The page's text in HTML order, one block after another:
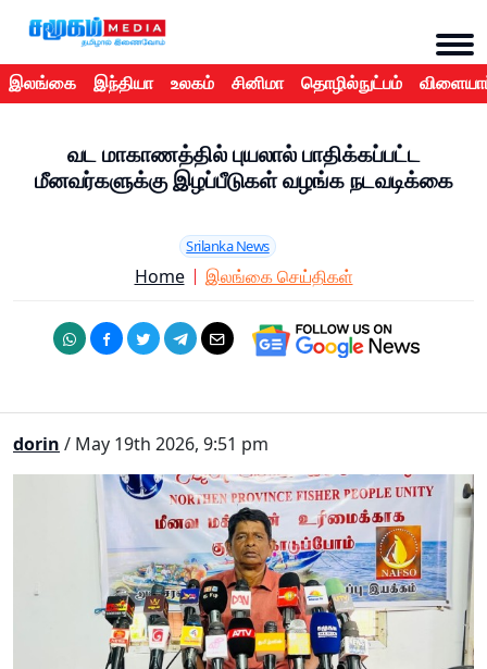
இலங்கை இந்தியா உலகம் சினிமா தொழில்நுட்பம்
வட மாகாணத்தில் புயலால் பாதிக்கப்பட்ட
மீனவர்களுக்கு இழப்பீடுகள் வழங்க நடவடிக்கை
Srilanka News
Home இலங்கை செய்திகள்
dorin / May 19th 2026, 9:51 pm